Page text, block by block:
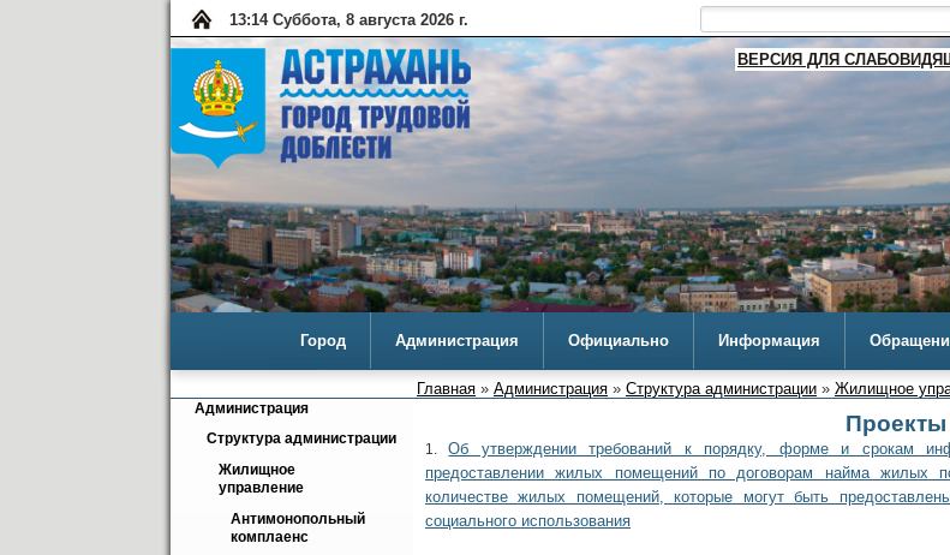
13:14 Суббота, 8 августа 2026 г.
ВЕРСИЯ ДЛЯ
Город Администрация Официально Информация
Главная » Администрация » Структура администрации » Жилищное
Администрация
Структура администрации
Жилищное
управление
Антимонопольный
комплаенс
1.Об утверждении требований к порядку, форме и срокам
предоставлении жилых помещений по договорам найма жилых
количестве жилых помещений, которые могут быть
социального использования